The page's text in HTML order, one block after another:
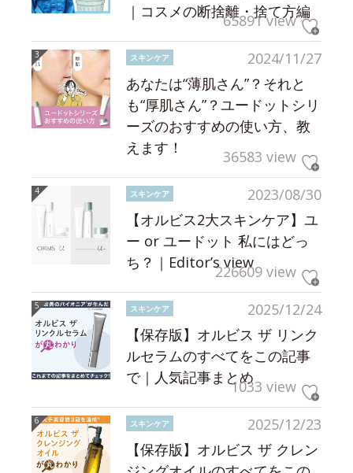
｜コスメの断捨離・捨て方編
65891 view
2024/11/27
スキンケア
あなたは“薄肌さん”？それと
も“厚肌さん”？ユードットシリ
ーズのおすすめの使い方、教
えます！
36583 view
2023/08/30
スキンケア
【オルビス2大スキンケア】ユ
ー or ユードット 私にはどっ
ち？｜Editor’s view226609 view
2025/12/24
スキンケア
【保存版】オルビス ザ リンク
ルセラムのすべてをこの記事
で｜人気記事まとめ1033 view
2025/12/23
スキンケア
【保存版】オルビス ザ クレン